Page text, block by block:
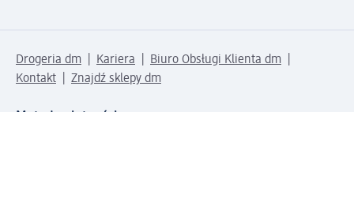
Drogeria dm Kariera
Biuro Obsługi Klienta dm
Kontakt
Znajdź sklepy dm
Metody płatności